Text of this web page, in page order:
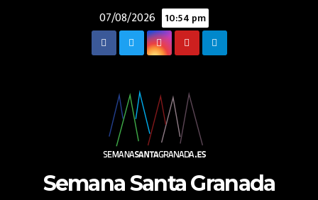
07/08/2026 10:54 pm
Semana Santa Granada